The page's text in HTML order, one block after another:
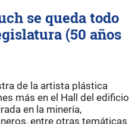
se queda todo
(50 años
de la artista plástica
más en el Hall del edificio
en la minería,
entre otras temáticas